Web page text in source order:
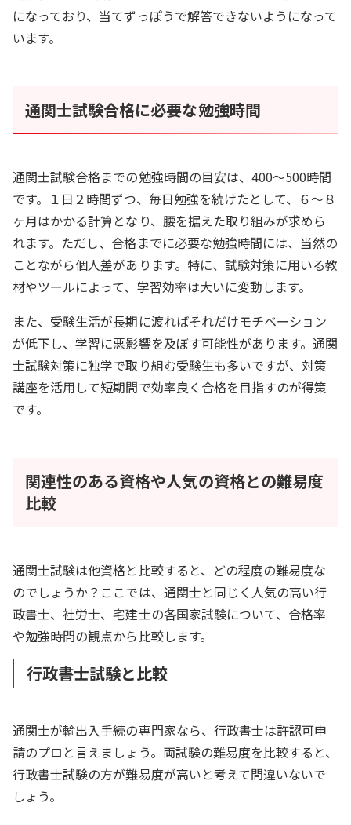
になっており、当てずっぽうで解答できないようになって
います。
通関士試験合格に必要な勉強時間
通関士試験合格までの勉強時間の目安は、400～500時間
です。１日２時間ずつ、毎日勉強を続けたとして、６～８
ヶ月はかかる計算となり、腰を据えた取り組みが求めら
れます。ただし、合格までに必要な勉強時間には、当然の
ことながら個人差があります。特に、試験対策に用いる教
材やツールによって、学習効率は大いに変動します。
また、受験生活が長期に渡ればそれだけモチベーション
が低下し、学習に悪影響を及ぼす可能性があります。通関
士試験対策に独学で取り組む受験生も多いですが、対策
講座を活用して短期間で効率良く合格を目指すのが得策
です。
関連性のある資格や人気の資格との難易度
比較
通関士試験は他資格と比較すると、どの程度の難易度な
のでしょうか？ここでは、通関士と同じく人気の高い行
政書士、社労士、宅建士の各国家試験について、合格率
や勉強時間の観点から比較します。
行政書士試験と比較
通関士が輸出入手続の専門家なら、行政書士は許認可申
請のプロと言えましょう。両試験の難易度を比較すると、
行政書士試験の方が難易度が高いと考えて間違いないで
しょう。